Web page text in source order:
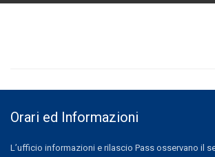
Orari ed Informazioni
L’ufficio informazioni e rilascio Pass osservano il